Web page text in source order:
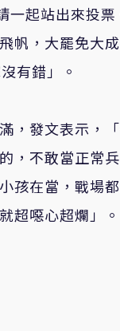
起站出來投
帆，大罷免大
有錯」。
，發文表示，
，不敢當正常
孩在當，戰場
超噁心超爛」。